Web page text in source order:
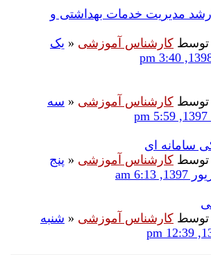
مدیریت خدمات بهداشتی و
توسط کارشناس آموزشی « یک
توسط کارشناس آموزشی « سه
سامانه ای
توسط کارشناس آموزشی « پنج
توسط کارشناس آموزشی « شنبه